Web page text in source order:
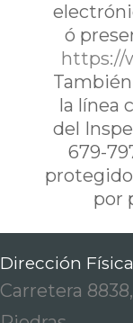
ó
https://
la línea
del
679-
por
Dirección
Carretera